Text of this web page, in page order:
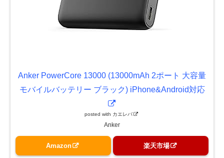
Anker PowerCore 13000 (13000mAh 2ポート 大容量
モバイルバッテリー ブラック) iPhone&Android対応
posted with カエレバ
Anker
Amazon 楽天市場